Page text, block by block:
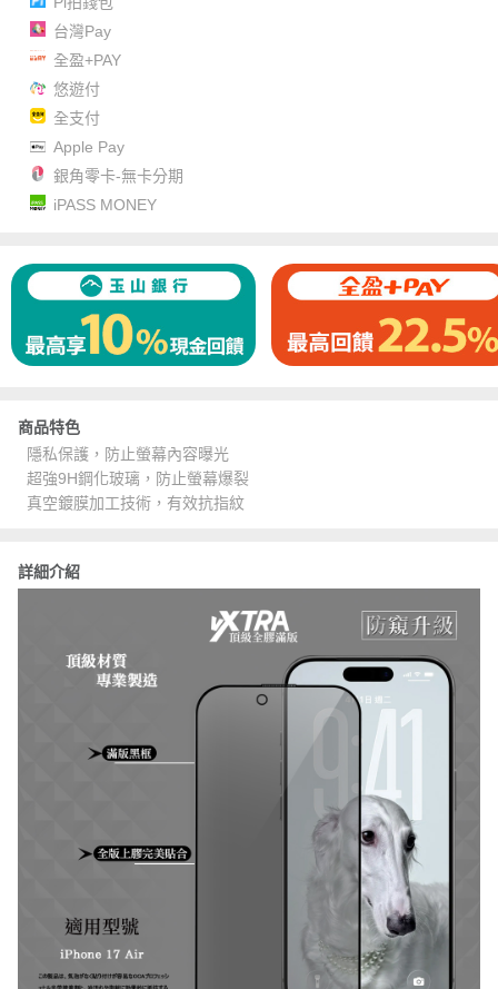
台灣Pay
全盈+PAY
悠遊付
全支付
Apple Pay
銀角零卡-無卡分期
iPASS MONEY
商品特色
隱私保護，防止螢幕內容曝光
超強9H鋼化玻璃，防止螢幕爆裂
真空鍍膜加工技術，有效抗指紋
詳細介紹